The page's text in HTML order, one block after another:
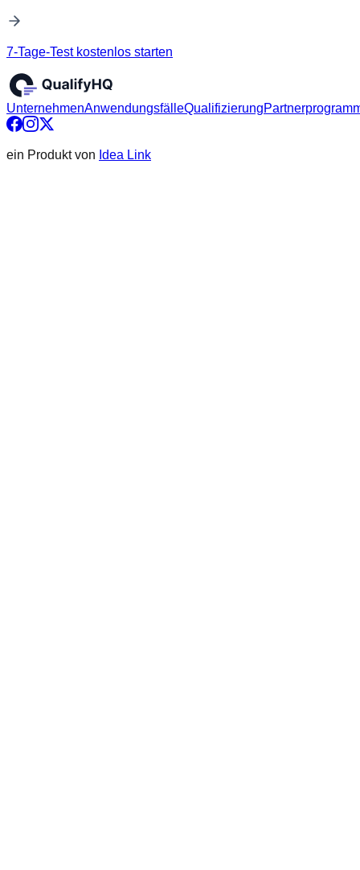
7-Tage-Test kostenlos starten
UnternehmenAnwendungsfälleQualifizierung
ein Produkt von Idea Link